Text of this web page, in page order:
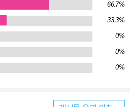
66.7%
33.3%
0%
0%
0%